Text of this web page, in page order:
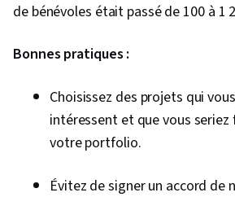
de bénévoles était passé de 100 à 1
Bonnes pratiques :
Choisissez des projets qui
intéressent et que vous seriez
votre portfolio.
Évitez de signer un accord de